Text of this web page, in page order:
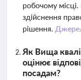
робочому місці.
здійснення
рішення.
Як Вища
оцінює
посадам?